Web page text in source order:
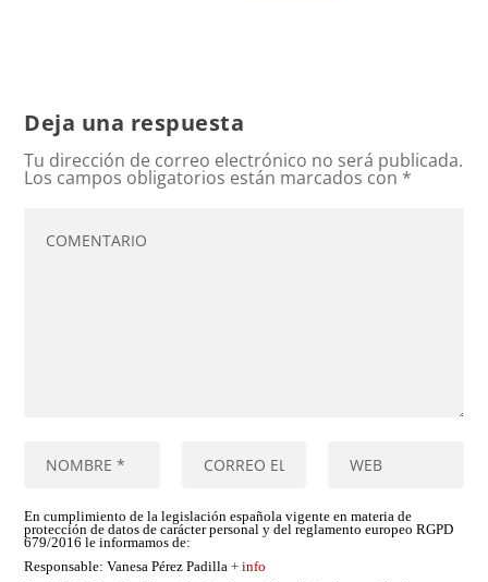
Deja una respuesta
Tu dirección de correo electrónico no será publicada.
Los campos obligatorios están marcados con *
En cumplimiento de la legislación española vigente en materia de
protección de datos de carácter personal y del reglamento europeo RGPD
679/2016 le informamos de:
Responsable: Vanesa Pérez Padilla+ info